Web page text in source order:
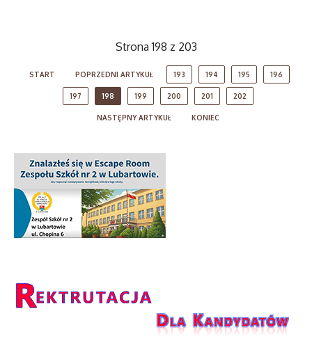
Strona 198 z 203
START POPRZEDNI ARTYKUŁ 193 194 195 196
197 198 199 200 201 202
NASTĘPNY ARTYKUŁ KONIEC